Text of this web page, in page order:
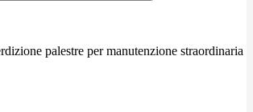
palestre per manutenzione straordinaria